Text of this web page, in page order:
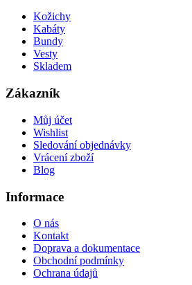
Kožichy
Kabáty
Bundy
Vesty
Skladem
Zákazník
Můj účet
Wishlist
Sledování objednávky
Vrácení zboží
Blog
Informace
O nás
Kontakt
Doprava a dokumentace
Obchodní podmínky
Ochrana údajů